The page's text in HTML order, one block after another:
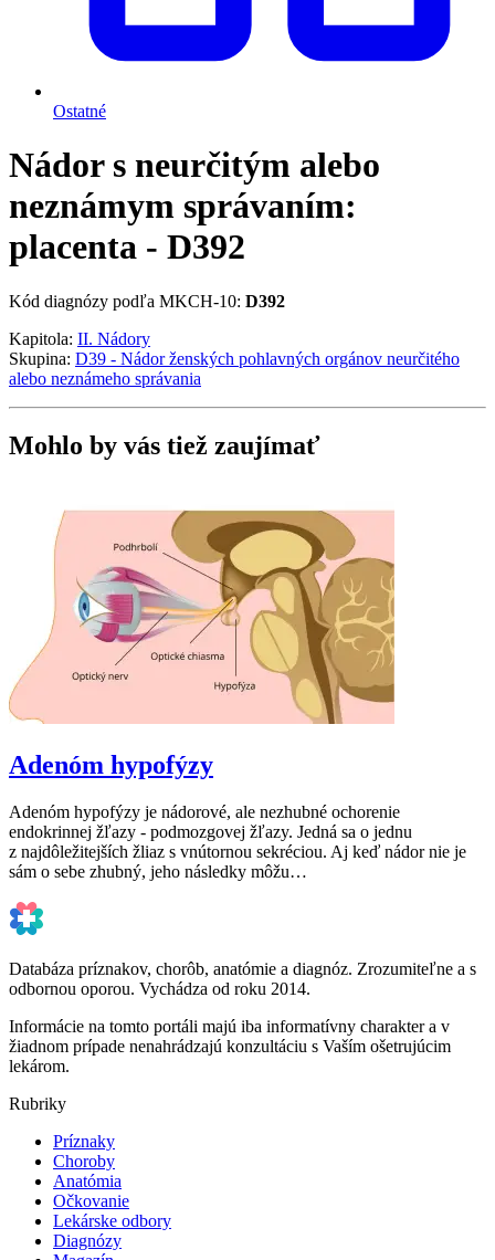
Ostatné
Nádor s neurčitým alebo
neznámym správaním:
placenta - D392
Kód diagnózy podľa MKCH-10: D392
Kapitola: II. Nádory
Skupina: D39 - Nádor ženských pohlavných orgánov neurčitého
alebo neznámeho správania
Mohlo by vás tiež zaujímať
Adenóm hypofýzy
Adenóm hypofýzy je nádorové, ale nezhubné ochorenie
endokrinnej žľazy - podmozgovej žľazy. Jedná sa o jednu
z najdôležitejších žliaz s vnútornou sekréciou. Aj keď nádor nie je
sám o sebe zhubný, jeho následky môžu…
Databáza príznakov, chorôb, anatómie a diagnóz. Zrozumiteľne a s
odbornou oporou. Vychádza od roku 2014.
Informácie na tomto portáli majú iba informatívny charakter a v
žiadnom prípade nenahrádzajú konzultáciu s Vaším ošetrujúcim
lekárom.
Rubriky
Príznaky
Choroby
Anatómia
Očkovanie
Lekárske odbory
Diagnózy